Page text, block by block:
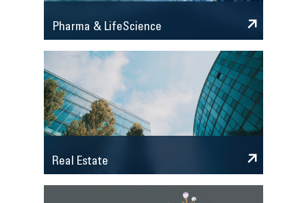
Pharma & LifeScience
Real Estate